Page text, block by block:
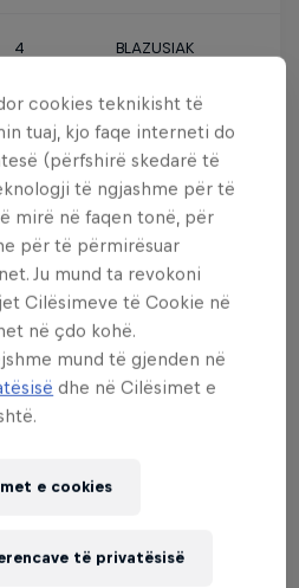
4 BLAZUSIAK
6 GARCÍA
7 WATSON
8 ROMAN
9 BOLT
cookies teknikisht të
tuaj, kjo faqe interneti do
(përfshirë skedarë të
të ngjashme për të
mirë në faqen tonë, për
për të përmirësuar
Ju mund ta revokoni
Cilësimeve të Cookie në
në çdo kohë.
mund të gjenden në
dhe në Cilësimet e
e cookies
të privatësisë